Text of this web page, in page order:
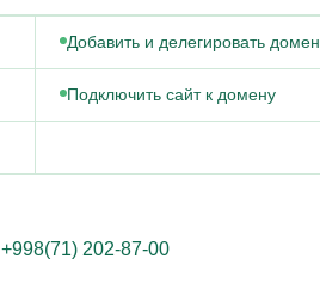
Добавить и делегировать домен
Подключить сайт к домену
+998(71) 202-87-00